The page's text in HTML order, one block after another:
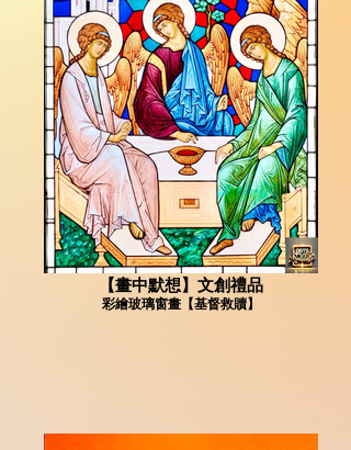
【畫中默想】文創禮品
彩繪玻璃窗畫【基督救贖】